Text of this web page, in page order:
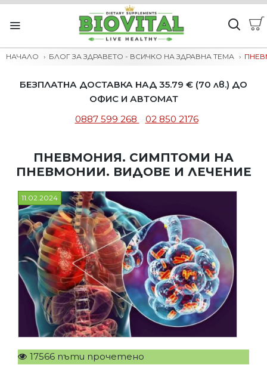
НАЧАЛО БЛОГ ЗА ЗДРАВЕТО - ВСИЧКО НА ЗДРАВНА ТЕМА
БЕЗПЛАТНА ДОСТАВКА НАД 35.79 € (70 лв.) ДО
ОФИС И АВТОМАТ
0887 599 268
02 850 2176
ПНЕВМОНИЯ. СИМПТОМИ НА
ПНЕВМОНИИ. ВИДОВЕ И ЛЕЧЕНИЕ
11.02.2024
17566 пъти прочетено